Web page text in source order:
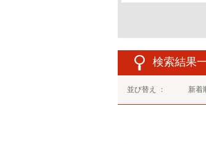
検索結果
並び替え ： 新着